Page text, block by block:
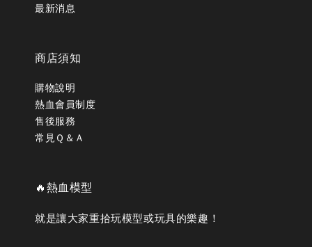
最新消息
商店須知
購物說明
熱血會員制度
售後服務
常見Ｑ＆Ａ
🔥熱血模型
就是讓大家重拾玩模型或玩具的樂趣！